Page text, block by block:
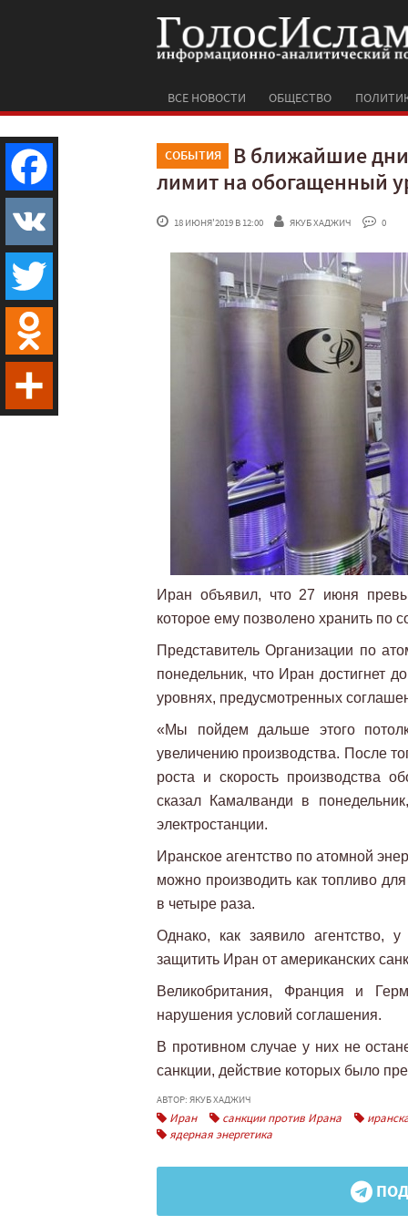
ВСЕ НОВОСТИ ОБЩЕСТВО
СОБЫТИЯ
В ближайшие
лимит на обогащенный
18 ИЮНЯ'2019 В 12:00 ЯКУБ ХАДЖИЧ 0
Иран объявил, что 27 июня
которое ему позволено хранить по
Представитель Организации по
понедельник, что Иран достигнет
уровнях, предусмотренных
«Мы пойдем дальше этого
увеличению производства. После
роста и скорость производства
сказал Камалванди в
электростанции.
Иранское агентство по атомной
можно производить как топливо
в четыре раза.
Однако, как заявило агентство,
защитить Иран от американских
Великобритания, Франция и
нарушения условий соглашения.
В противном случае у них не
санкции, действие которых было
АВТОР: ЯКУБ ХАДЖИЧ
Иран санкции против Ирана
ядерная энергетика
Facebook
VK
Twitter
Odnoklassniki